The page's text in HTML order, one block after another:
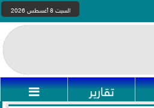
السبت 8 أغسطس 2026
تقارير 